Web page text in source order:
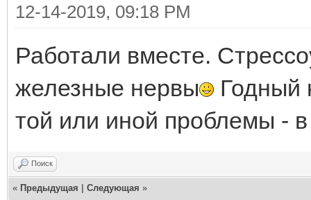
12-14-2019, 09:18 PM
Работали вместе.
железные нервы
Годный
той или иной проблемы -
Поиск
« Предыдущая Следующая »